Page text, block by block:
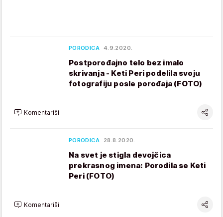
PORODICA 4.9.2020.
Postporođajno telo bez imalo
skrivanja - Keti Peri podelila svoju
fotografiju posle porođaja (FOTO)
Komentariši
PORODICA 28.8.2020.
Na svet je stigla devojčica
prekrasnog imena: Porodila se Keti
Peri (FOTO)
Komentariši